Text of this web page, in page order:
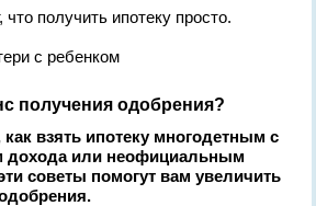
получить ипотеку просто.
с ребенком
получения одобрения?
как взять ипотеку многодетным с
дохода или неофициальным
советы помогут вам увеличить